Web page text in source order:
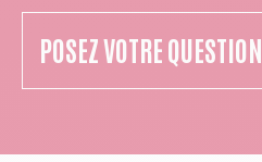
POSEZ VOTRE QUESTION